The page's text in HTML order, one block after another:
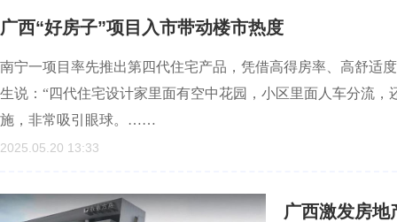
广西“好房子”项目入市带动楼市热度
南宁一项目率先推出第四代住宅产品，凭借高得房率、高舒适
生说：“四代住宅设计家里面有空中花园，小区里面人车分流
施，非常吸引眼球。……
2025.05.20 13:33
广西激发房地